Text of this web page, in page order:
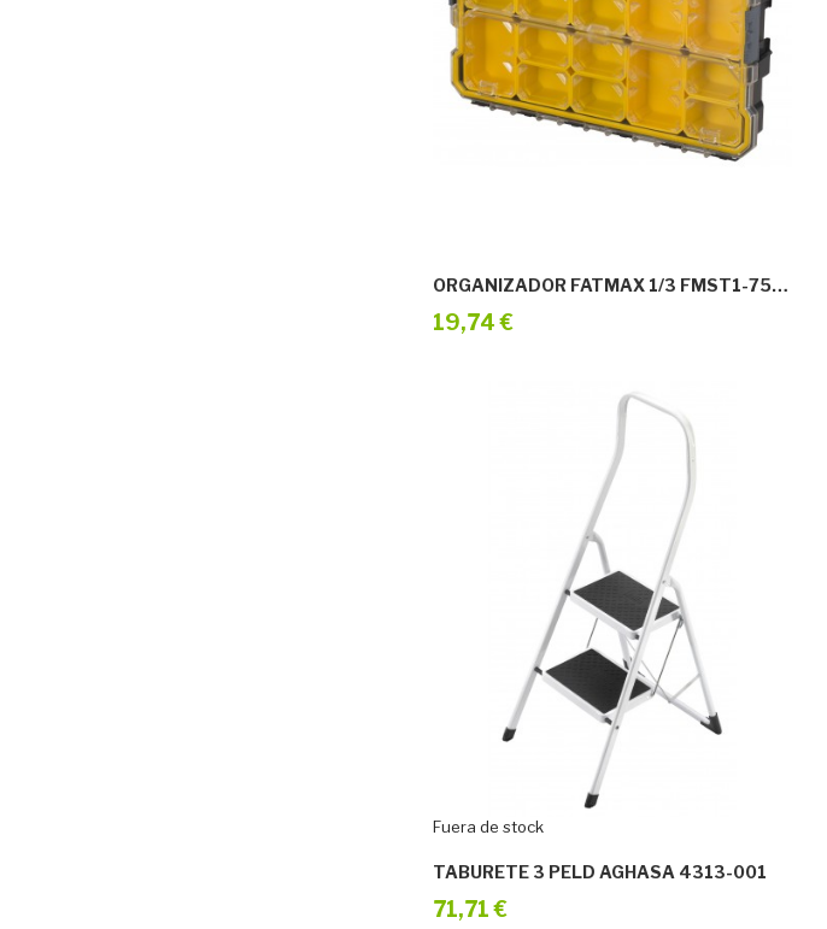
ORGANIZADOR FATMAX 1/3 FMST1-75781
19,74 €
Fuera de stock
TABURETE 3 PELD AGHASA 4313-001
71,71 €